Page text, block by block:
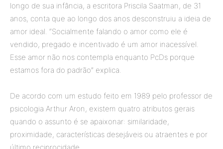
longo de sua infância, a escritora Priscila Saatman, de 31
anos, conta que ao longo dos anos desconstruiu a ideia de
amor ideal. “Socialmente falando o amor como ele é
vendido, pregado e incentivado é um amor inacessível.
Esse amor não nos contempla enquanto PcDs porque
estamos fora do padrão” explica.
De acordo com um estudo feito em 1989 pelo professor de
psicologia Arthur Aron, existem quatro atributos gerais
quando o assunto é se apaixonar: similaridade,
proximidade, características desejáveis ou atraentes e por